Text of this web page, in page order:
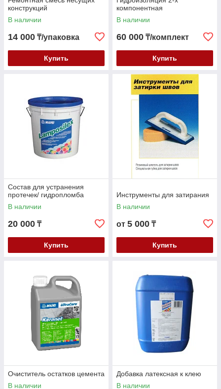
конструкций
В наличии
14 000 ₸/упаковка
Купить
компонентная
В наличии
60 000 ₸/комплект
Купить
Состав для устранения
протечек/ гидропломба
В наличии
20 000 ₸
Купить
Инструменты для затирания
В наличии
от 5 000 ₸
Купить
Очиститель остатков цемента
В наличии
Добавка латексная к клею
В наличии